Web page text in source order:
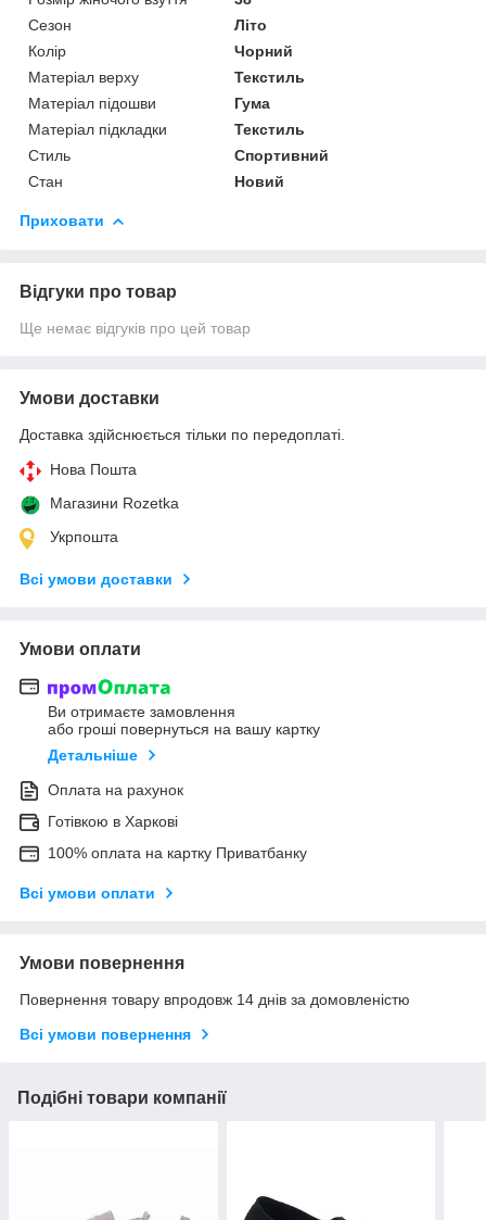
Сезон
Літо
Колір
Чорний
Матеріал верху
Текстиль
Матеріал підошви
Гума
Матеріал підкладки
Текстиль
Стиль
Спортивний
Стан
Новий
Приховати
Відгуки про товар
Ще немає відгуків про цей товар
Умови доставки
Доставка здійснюється тільки по передоплаті.
Нова Пошта
Магазини Rozetka
Укрпошта
Всі умови доставки
Умови оплати
Ви отримаєте замовлення
або гроші повернуться на вашу картку
Детальніше
Оплата на рахунок
Готівкою в Харкові
100% оплата на картку Приватбанку
Всі умови оплати
Умови повернення
Повернення товару впродовж 14 днів за домовленістю
Всі умови повернення
Подібні товари компанії